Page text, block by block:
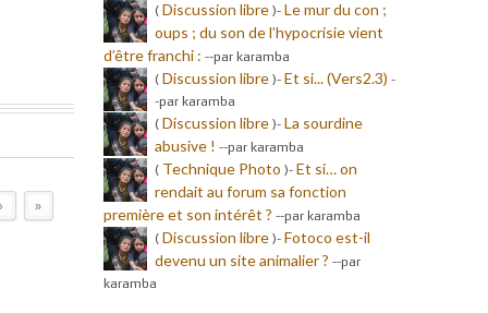
› »
( Discussion libre)- Le mur du con ;
oups ; du son de l’hypocrisie vient
d’être franchi : --par karamba
( Discussion libre)- Et si... (Vers2.3) -
-par karamba
( Discussion libre)- La sourdine
abusive ! --par karamba
( Technique Photo )- Et si… on
rendait au forum sa fonction
première et son intérêt ? --par karamba
( Discussion libre)- Fotoco est-il
devenu un site animalier ? --par
karamba